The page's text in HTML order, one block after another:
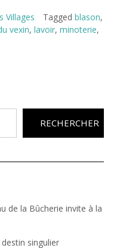
Villages Tagged blason,
vexin, lavoir, minoterie,
RECHERCHER
de la Bûcherie invite à la
destin singulier